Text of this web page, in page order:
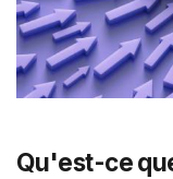
Qu'est-ce